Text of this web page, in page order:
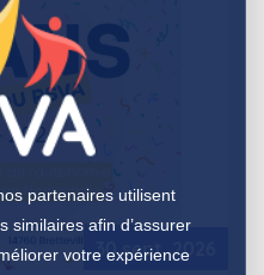
30 sept. 2026
partenaires utilisent
similaires afin d’assurer
votre expérience